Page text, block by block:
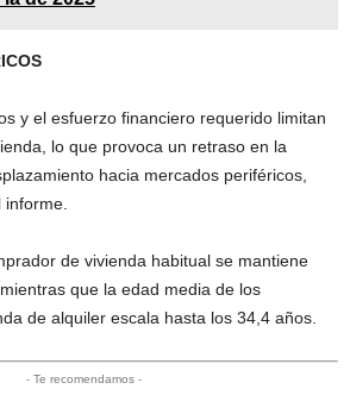
y el esfuerzo financiero requerido limitan
lo que provoca un retraso en la
hacia mercados periféricos,
de vivienda habitual se mantiene
que la edad media de los
de alquiler escala hasta los 34,4 años.
- Te recomendamos -